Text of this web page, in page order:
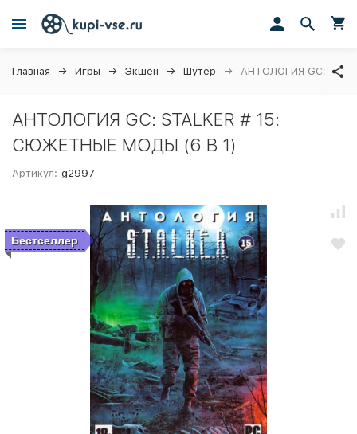
Главная Игры Экшен Шутер АНТОЛОГИЯ GC:
АНТОЛОГИЯ GC: STALKER # 15:
СЮЖЕТНЫЕ МОДЫ (6 В 1)
Артикул: g2997
Бестселлер